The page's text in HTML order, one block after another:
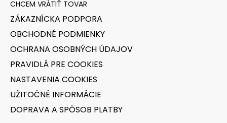
ZÁKAZNÍCKA PODPORA
OBCHODNÉ PODMIENKY
OCHRANA OSOBNÝCH ÚDAJOV
PRAVIDLÁ PRE COOKIES
NASTAVENIA COOKIES
UŽITOČNÉ INFORMÁCIE
DOPRAVA A SPÔSOB PLATBY